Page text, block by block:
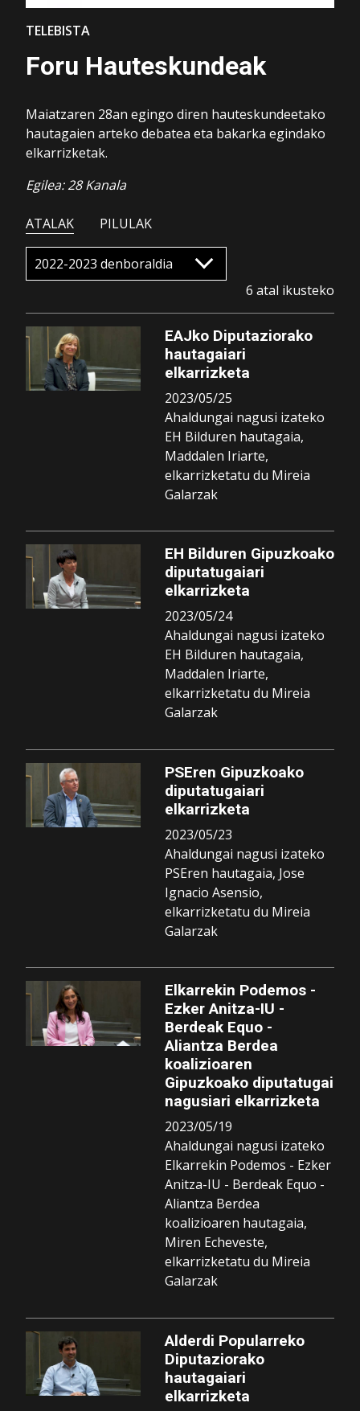
TELEBISTA
Foru Hauteskundeak
Maiatzaren 28an egingo diren hauteskundeetako
hautagaien arteko debatea eta bakarka egindako
elkarrizketak.
Egilea: 28 Kanala
ATALAK PILULAK
6 atal ikusteko
EAJko Diputaziorako
hautagaiari
elkarrizketa
2023/05/25
Ahaldungai nagusi izateko
EH Bilduren hautagaia,
Maddalen Iriarte,
elkarrizketatu du Mireia
Galarzak
EH Bilduren Gipuzkoako
diputatugaiari
elkarrizketa
2023/05/24
Ahaldungai nagusi izateko
EH Bilduren hautagaia,
Maddalen Iriarte,
elkarrizketatu du Mireia
Galarzak
PSEren Gipuzkoako
diputatugaiari
elkarrizketa
2023/05/23
Ahaldungai nagusi izateko
PSEren hautagaia, Jose
Ignacio Asensio,
elkarrizketatu du Mireia
Galarzak
Elkarrekin Podemos -
Ezker Anitza-IU -
Berdeak Equo -
Aliantza Berdea
koalizioaren
Gipuzkoako diputatugai
nagusiari elkarrizketa
2023/05/19
Ahaldungai nagusi izateko
Elkarrekin Podemos - Ezker
Anitza-IU - Berdeak Equo -
Aliantza Berdea
koalizioaren hautagaia,
Miren Echeveste,
elkarrizketatu du Mireia
Galarzak
Alderdi Popularreko
Diputaziorako
hautagaiari
elkarrizketa